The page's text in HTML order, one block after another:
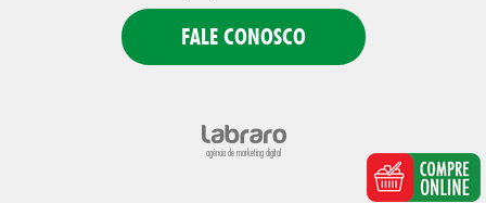
FALE CONOSCO
agência de marketing digital